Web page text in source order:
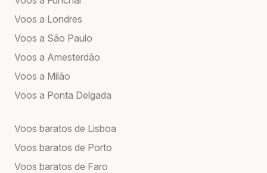
Voos a Londres
Voos a São Paulo
Voos a Amesterdão
Voos a Milão
Voos a Ponta Delgada
Voos baratos de Lisboa
Voos baratos de Porto
Voos baratos de Faro